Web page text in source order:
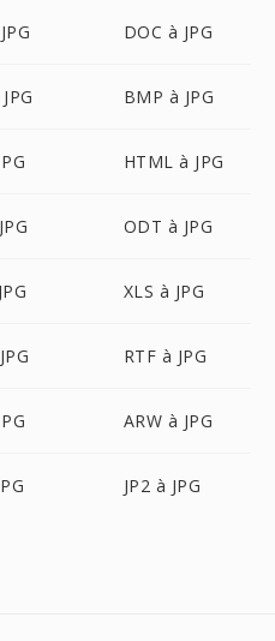
DOC à JPG
BMP à JPG
HTML à JPG
ODT à JPG
XLS à JPG
RTF à JPG
ARW à JPG
JP2 à JPG